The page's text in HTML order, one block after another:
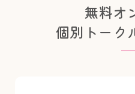
無料オ
個別トーク